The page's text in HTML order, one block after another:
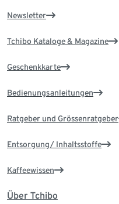
Newsletter
Tchibo Kataloge & Magazine
Geschenkkarte
Bedienungsanleitungen
Ratgeber und Grössenratgeber
Entsorgung/ Inhaltsstoffe
Kaffeewissen
Über Tchibo